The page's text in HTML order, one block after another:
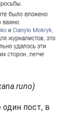
один пост, в